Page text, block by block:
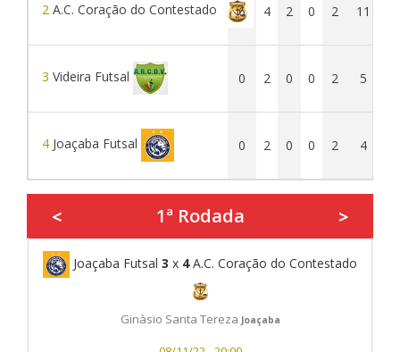
2 A.C. Coração do Contestado 6 4 2 0 2 11
3 Videira Futsal 0 2 0 0 2 5
4 Joaçaba Futsal 0 2 0 0 2 4
< 1ª Rodada >
Joaçaba Futsal 3 x 4A.C. Coração do Contestado
Ginàsio Santa Tereza Joaçaba